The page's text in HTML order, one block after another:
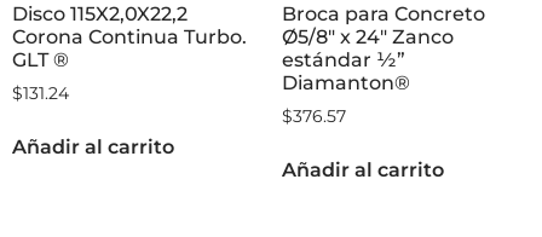
Disco 115X2,0X22,2
Corona Continua Turbo.
GLT ®
$131.24
Añadir al carrito
Broca para Concreto
Ø5/8″ x 24″ Zanco
estándar ½”
Diamanton®
$376.57
Añadir al carrito